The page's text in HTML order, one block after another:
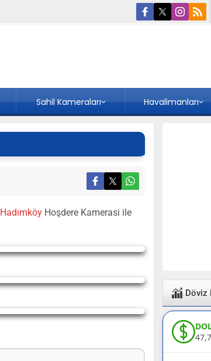
Sahil Kameraları Havalimanları
Hadımköy Hoşdere Kamerasi ile
Döviz